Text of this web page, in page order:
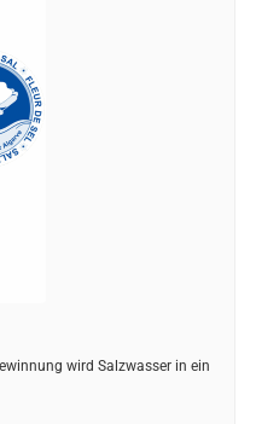
wird Salzwasser in ein